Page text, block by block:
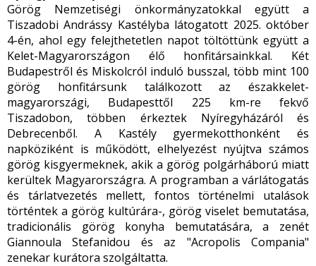
Görög Nemzetiségi önkormányzatokkal együtt a
Tiszadobi Andrássy Kastélyba látogatott 2025. október
4-én, ahol egy felejthetetlen napot töltöttünk együtt a
Kelet-Magyarországon élő honfitársainkkal. Két
Budapestről és Miskolcról induló busszal, több mint 100
görög honfitársunk találkozott az északkelet-
magyarországi, Budapesttől 225 km-re fekvő
Tiszadobon, többen érkeztek Nyíregyházáról és
Debrecenből. A Kastély gyermekotthonként és
napköziként is működött, elhelyezést nyújtva számos
görög kisgyermeknek, akik a görög polgárháború miatt
kerültek Magyarországra. A programban a várlátogatás
és tárlatvezetés mellett, fontos történelmi utalások
történtek a görög kultúrára-, görög viselet bemutatása,
tradicionális görög konyha bemutatására, a zenét
Giannoula Stefanidou és az "Acropolis Compania"
zenekar kurátora szolgáltatta.